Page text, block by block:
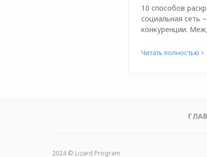
10 способов
социальная сеть
конкуренции.
Читать полностью
2024 © Lizard Program